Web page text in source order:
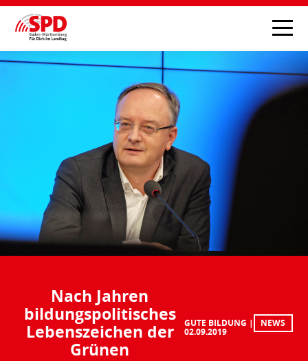
Nach Jahren
bildungspolitisches
Lebenszeichen der
Grünen
GUTE BILDUNG
02.09.2019
NEWS